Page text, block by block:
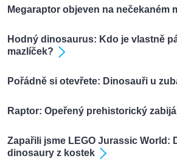
Megaraptor objeven na nečekaném
Hodný dinosaurus: Kdo je vlastně
mazlíček?
Pořádně si otevřete: Dinosauři u
Raptor: Opeřený prehistorický
Zapařili jsme LEGO Jurassic World:
dinosaury z kostek